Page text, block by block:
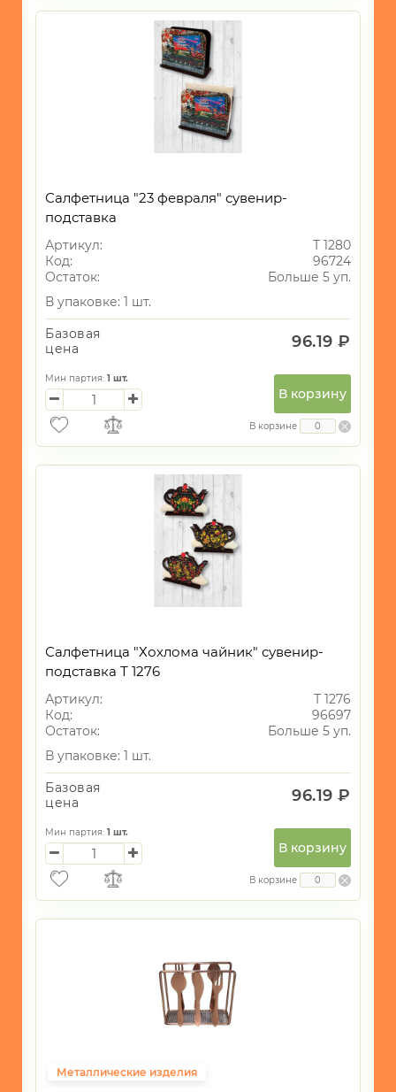
Салфетница "23 февраля" сувенир-
подставка
Артикул:
Т 1280
Код:
96724
Остаток:
Больше 5 уп.
В упаковке: 1 шт.
Базовая
цена
96.19 ₽
Мин партия: 1 шт.
В корзину
В корзине
Салфетница "Хохлома чайник" сувенир-
подставка Т 1276
Артикул:
Т 1276
Код:
96697
Остаток:
Больше 5 уп.
В упаковке: 1 шт.
Базовая
цена
96.19 ₽
Мин партия: 1 шт.
В корзину
В корзине
Металлические изделия